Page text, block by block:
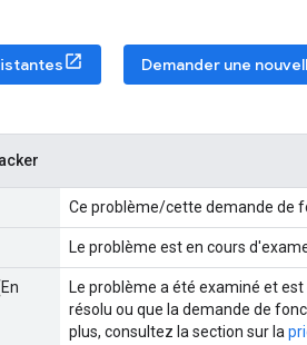
Demander une
Ce problème/cette demande de
Le problème est en cours
Le problème a été examiné et
résolu ou que la demande de
plus, consultez la section sur la